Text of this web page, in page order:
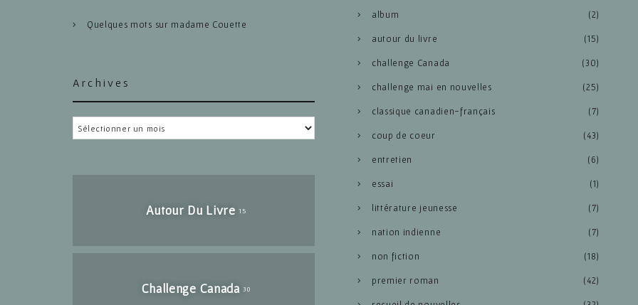
Quelques mots sur madame Couette
Archives
Archives
Autour Du Livre 15
Challenge Canada 30
album (2)
autour du livre (15)
challenge Canada (30)
challenge mai en nouvelles (25)
classique canadien-français (7)
coup de coeur (43)
entretien (6)
essai (1)
littérature jeunesse (7)
nation indienne (7)
non fiction (18)
premier roman (42)